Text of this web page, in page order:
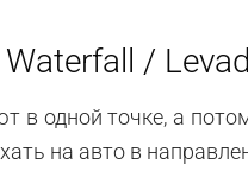
/
в одной точке, а
на авто в